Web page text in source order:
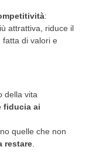
:
attrattiva, riduce il
di valori e
della vita
fiducia ai
quelle che non
restare.